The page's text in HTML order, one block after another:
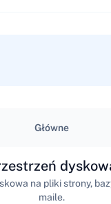
Główne
na pliki strony,
maile.